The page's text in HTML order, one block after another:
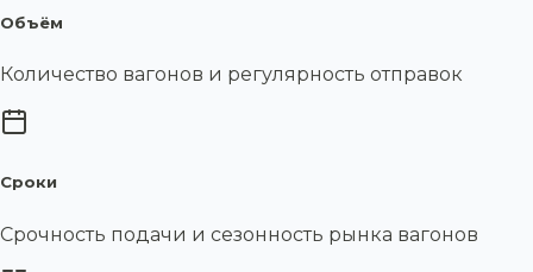
Объём
Количество вагонов и регулярность отправок
Сроки
Срочность подачи и сезонность рынка вагонов